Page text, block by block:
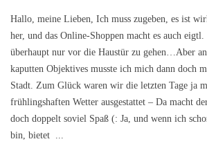
Hallo, meine Lieben, Ich muss zugeben, es ist
her, und das Online-Shoppen macht es auch
überhaupt nur vor die Haustür zu gehen…Aber
kaputten Objektives musste ich mich dann doch
Stadt. Zum Glück waren wir die letzten Tage ja
frühlingshaften Wetter ausgestattet – Da macht
doch doppelt soviel Spaß (: Ja, und wenn ich
bin, bietet ...